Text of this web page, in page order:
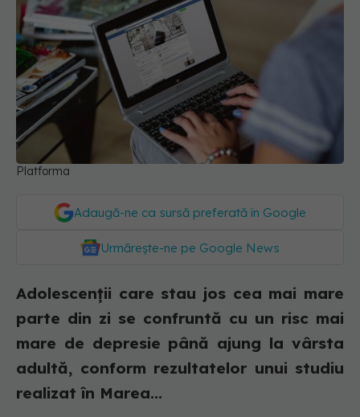
Platforma
Adaugă-ne ca sursă preferată în Google
Urmărește-ne pe Google News
Adolescenţii care stau jos cea mai mare
parte din zi se confruntă cu un risc mai
mare de depresie până ajung la vârsta
adultă, conform rezultatelor unui studiu
realizat în Marea...